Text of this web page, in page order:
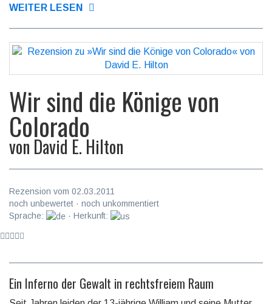
WEITER LESEN
Wir sind die Könige von
Colorado
von David E. Hilton
Rezension vom 02.03.2011
noch unbewertet · noch unkommentiert
Sprache:
· Herkunft:
Ein Inferno der Gewalt in rechtsfreiem Raum